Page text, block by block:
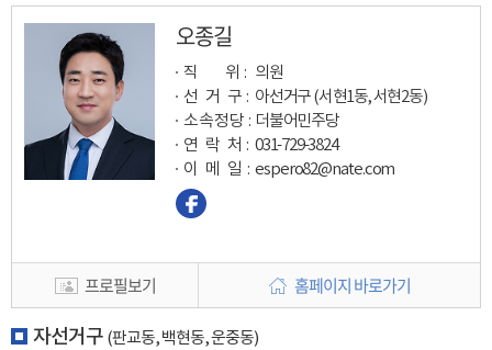
오종길
직 위 : 의원
선 거 구 : 아선거구 (서현1동, 서현2동)
소속정당 : 더불어민주당
연 락 처 : 031-729-3824
이 메 일 : espero82@nate.com
프로필보기 홈페이지 바로가기
자선거구 (판교동, 백현동, 운중동)